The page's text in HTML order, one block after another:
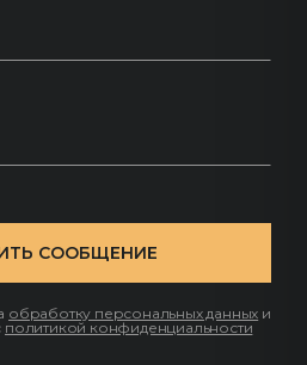
СООБЩЕНИЕ
обработку персональных данных и
политикой конфиденциальности